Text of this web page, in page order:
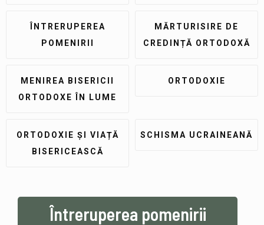
Întreruperea pomenirii
ÎNTRERUPEREA
POMENIRII
MĂRTURISIRE DE
CREDINȚĂ ORTODOXĂ
MENIREA BISERICII
ORTODOXE ÎN LUME
ORTODOXIE
ORTODOXIE ȘI VIAȚĂ
BISERICEASCĂ
SCHISMA UCRAINEANĂ